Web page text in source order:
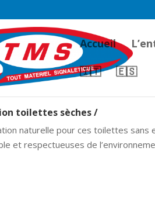
Accueil
🇮🇹
🇪🇸
toilettes sèches /
naturelle pour ces toilettes sans
et respectueuses de